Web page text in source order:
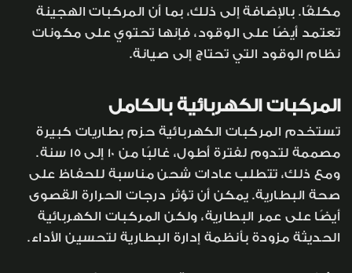
مكلفًا. بالإضافة إلى ذلك، بما أن المركبات الهجينة
تعتمد أيضًا على الوقود، فإنها تحتوي على مكونات
نظام الوقود التي تحتاج إلى صيانة.
المركبات الكهربائية بالكامل
تستخدم المركبات الكهربائية حزم بطاريات كبيرة
مصممة لتدوم لفترة أطول، غالبًا من 10 إلى 15 سنة.
ومع ذلك، تتطلب عادات شحن مناسبة للحفاظ على
صحة البطارية. يمكن أن تؤثر درجات الحرارة القصوى
أيضًا على عمر البطارية، ولكن المركبات الكهربائية
الحديثة مزودة بأنظمة إدارة البطارية لتحسين الأداء.